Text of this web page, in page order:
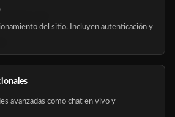
del sitio. Incluyen autenticación y
avanzadas como chat en vivo y